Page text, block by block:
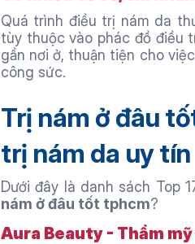
Quá trình điều trị nám da
tùy thuộc vào phác đồ điều
gần nơi ở, thuận tiện cho
công sức.
Trị nám ở đâu
trị nám da uy tín
Dưới đây là danh sách Top
nám ở đâu tốt tphcm?
Aura Beauty - Thẩm